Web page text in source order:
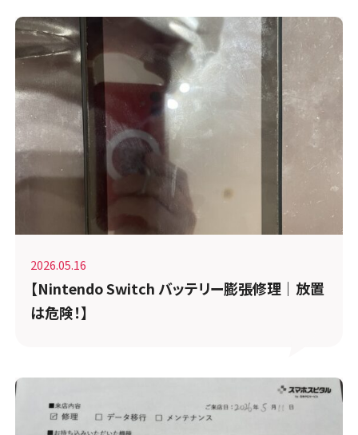
2026.05.16
【Nintendo Switch バッテリー膨張修理｜放置
は危険！】